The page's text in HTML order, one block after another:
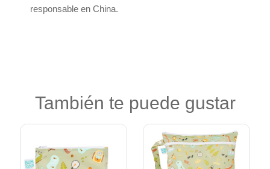
responsable en China.
También te puede gustar